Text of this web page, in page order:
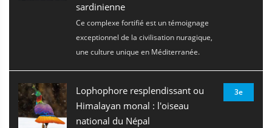
sardinienne
Ce complexe fortifié est un témoignage
exceptionnel de la civilisation nuragique,
une culture unique en Méditerranée.
Lophophore resplendissant ou
Himalayan monal : l'oiseau
national du Népal
3e